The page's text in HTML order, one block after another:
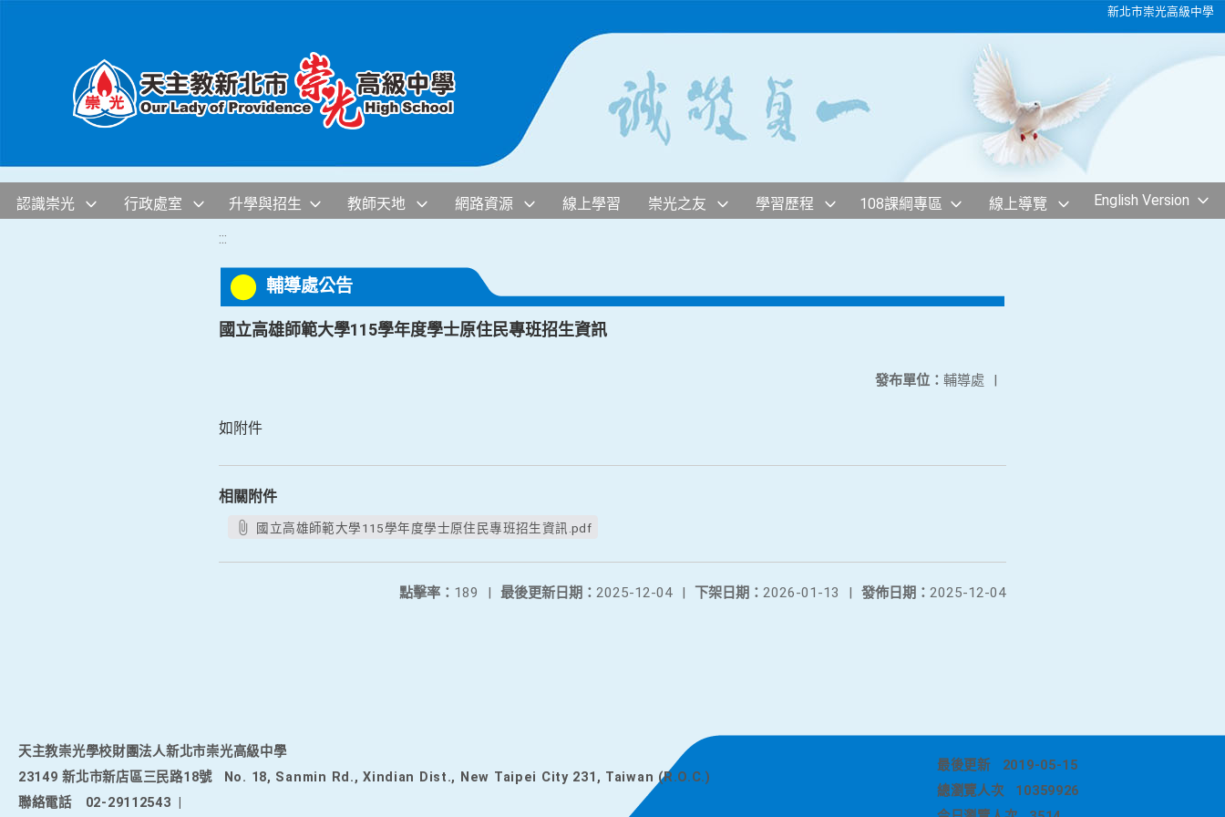
新北市崇光高級中學
認識崇光 行政處室 升學與招生 教師天地 網路資源 線上學習 崇光之友 學習歷程 108課綱專區 線上導覽 English Version
:::
輔導處公告
國立高雄師範大學115學年度學士原住民專班招生資訊
發布單位： 輔導處 |
如附件
相關附件
國立高雄師範大學115學年度學士原住民專班招生資訊.pdf
發佈日期： 2025-12-04
下架日期： 2026-01-13 |
最後更新日期： 2025-12-04 |
點擊率： 189 |
天主教崇光學校財團法人新北市崇光高級中學
23149 新北市新店區三民路18號
No. 18, Sanmin Rd., Xindian Dist., New Taipei City 231, Taiwan (R.O.C.)
聯絡電話
02-29112543
最後更新
2019-05-15
總瀏覽人次
10359926